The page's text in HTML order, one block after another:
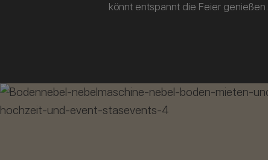
könnt entspannt die Feier genießen.